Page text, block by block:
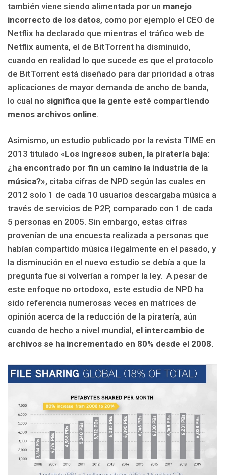
también viene siendo alimentada por un manejo
incorrecto de los datos, como por ejemplo el CEO de
Netflix ha declarado que mientras el tráfico web de
Netflix aumenta, el de BitTorrent ha disminuido,
cuando en realidad lo que sucede es que el protocolo
de BitTorrent está diseñado para dar prioridad a otras
aplicaciones de mayor demanda de ancho de banda,
lo cual no significa que la gente esté compartiendo
menos archivos online.
Asimismo, un estudio publicado por la revista TIME en
2013 titulado «Los ingresos suben, la piratería baja:
¿ha encontrado por fin un camino la industria de la
música?», citaba cifras de NPD según las cuales en
2012 solo 1 de cada 10 usuarios descargaba música a
través de servicios de P2P, comparado con 1 de cada
5 personas en 2005. Sin embargo, estas cifras
provenían de una encuesta realizada a personas que
habían compartido música ilegalmente en el pasado, y
la disminución en el nuevo estudio se debía a que la
pregunta fue si volverían a romper la ley. A pesar de
este enfoque no ortodoxo, este estudio de NPD ha
sido referencia numerosas veces en matrices de
opinión acerca de la reducción de la piratería, aún
cuando de hecho a nivel mundial, el intercambio de
archivos se ha incrementado en 80% desde el 2008.